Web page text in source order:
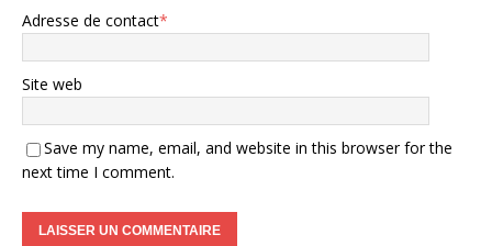
Adresse de contact*
Site web
Save my name, email, and website in this browser for the
next time I comment.